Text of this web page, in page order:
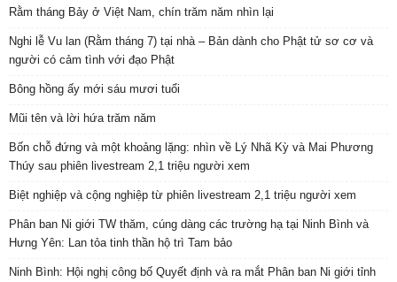
Rằm tháng Bảy ở Việt Nam, chín trăm năm nhìn lại
Nghi lễ Vu lan (Rằm tháng 7) tại nhà – Bản dành cho Phật tử sơ cơ và
người có cảm tình với đạo Phật
Bông hồng ấy mới sáu mươi tuổi
Mũi tên và lời hứa trăm năm
Bốn chỗ đứng và một khoảng lặng: nhìn về Lý Nhã Kỳ và Mai Phương
Thúy sau phiên livestream 2,1 triệu người xem
Biệt nghiệp và cộng nghiệp từ phiên livestream 2,1 triệu người xem
Phân ban Ni giới TW thăm, cúng dàng các trường hạ tại Ninh Bình và
Hưng Yên: Lan tỏa tinh thần hộ trì Tam bảo
Ninh Bình: Hội nghị công bố Quyết định và ra mắt Phân ban Ni giới tỉnh